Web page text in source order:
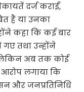
दर्ज कराईं,
हैं या उनका
कहा कि कई बार
गए तथा उन्होंने
लेकिन अब तक कोई
लगाया कि
और जनप्रतिनिधि